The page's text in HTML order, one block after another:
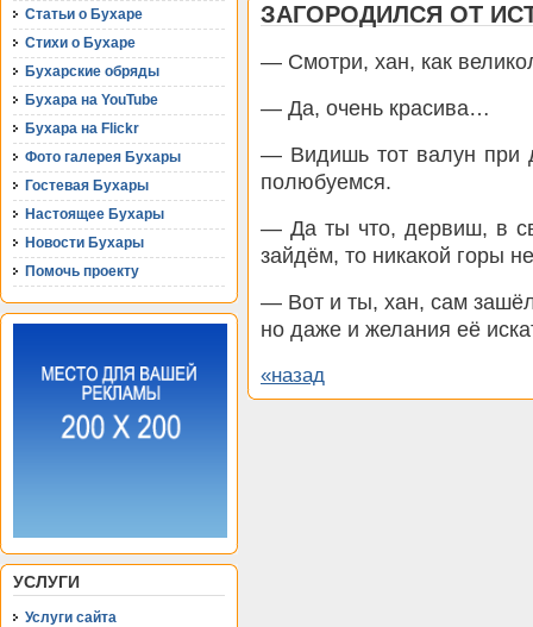
Статьи о Бухаре
Стихи о Бухаре
Бухарские обряды
Бухара на YouTube
Бухара на Flickr
Фото галерея Бухары
Гостевая Бухары
Настоящее Бухары
Новости Бухары
Помочь проекту
УСЛУГИ
Услуги сайта
ЗАГОРОДИЛСЯ ОТ
— Смотри, хан, как
— Да, очень красива…
— Видишь тот валун при
полюбуемся.
— Да ты что, дервиш, в
зайдём, то никакой горы
— Вот и ты, хан, сам зашёл
но даже и желания её
«назад